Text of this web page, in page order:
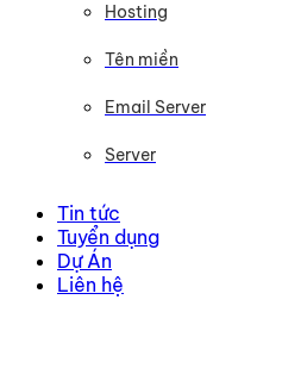
Hosting
Tên miền
Email Server
Server
Tin tức
Tuyển dụng
Dự Án
Liên hệ